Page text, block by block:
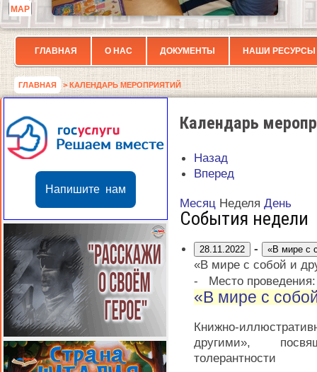
МАР
ГЛАВНАЯ О НАС ДОКУМЕНТЫ НАШИ РЕСУРСЫ
ГЛАВНАЯ > КАЛЕНДАРЬ МЕРОПРИЯТИЙ
Напишите нам
Календарь
Назад
Вперед
Месяц Неделя День
События недели
28.11.2022 - «В мире с
«В мире с собой и
-
Место
«В мире с
Книжно-
другими»,
толерантности